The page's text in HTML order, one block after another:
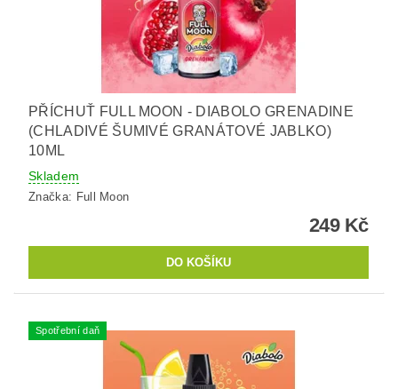
PŘÍCHUŤ FULL MOON - DIABOLO GRENADINE
(CHLADIVÉ ŠUMIVÉ GRANÁTOVÉ JABLKO)
10ML
Skladem
Značka: Full Moon
249 Kč
Spotřební daň